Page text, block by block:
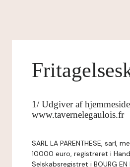
1/ Udgiver af
www.tavernelegaulois.fr
SARL LA PARENTHESE, sarl,
10000 euro, registreret i
Selskabsregistret i BOURG EN